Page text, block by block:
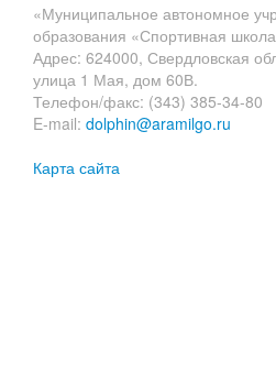
«Муниципальное автономное
образования «Спортивная
Адрес: 624000, Свердловская
улица 1 Мая, дом 60В.
Телефон/факс: (343) 385-34-80
E-mail: dolphin@aramilgo.ru
Карта сайта